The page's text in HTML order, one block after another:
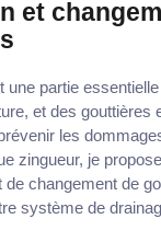
et
une partie
et des gouttières
les
zingueur, je
de changement de
système de